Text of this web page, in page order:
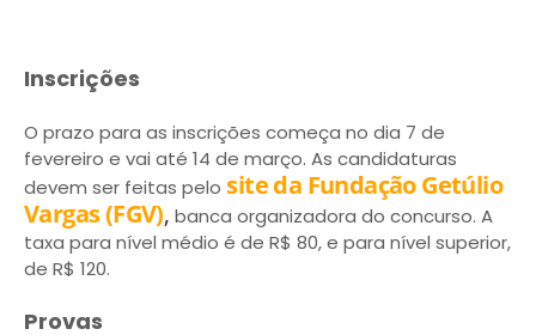
Inscrições
O prazo para as inscrições começa no dia 7 de
fevereiro e vai até 14 de março. As candidaturas
devem ser feitas pelo site da Fundação Getúlio
Vargas (FGV), banca organizadora do concurso. A
taxa para nível médio é de R$ 80, e para nível superior,
de R$ 120.
Provas